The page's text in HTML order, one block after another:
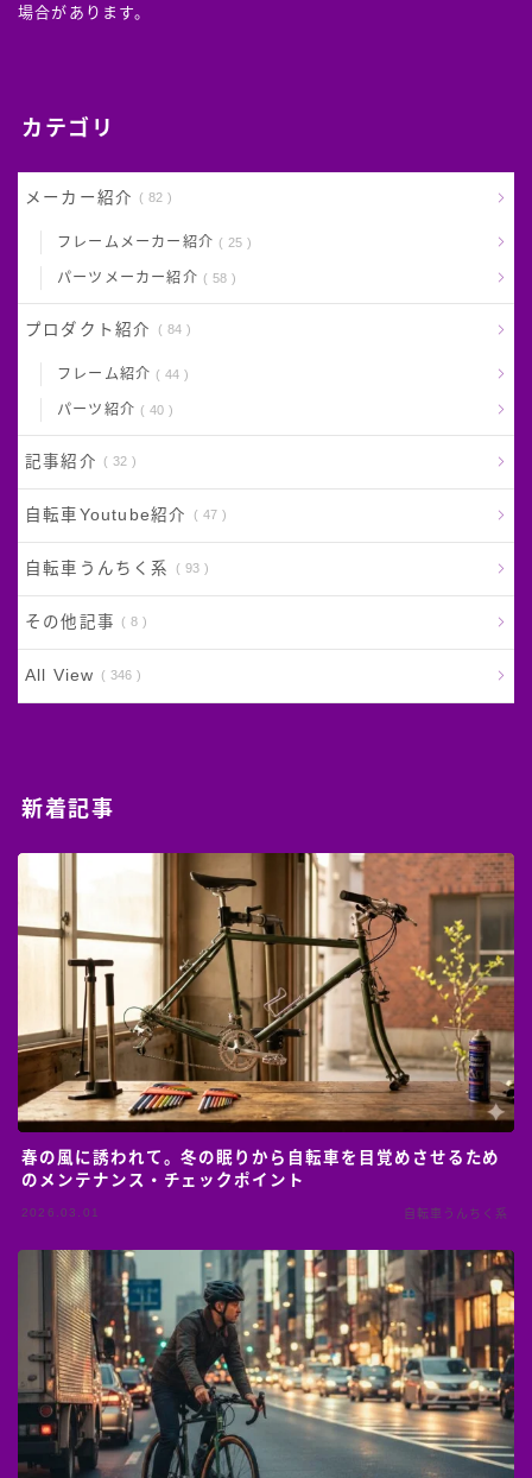
場合があります。
カテゴリ
メーカー紹介 82
フレームメーカー紹介 25
パーツメーカー紹介 58
プロダクト紹介 84
フレーム紹介 44
パーツ紹介 40
記事紹介 32
自転車Youtube紹介 47
自転車うんちく系 93
その他記事 8
All View 346
新着記事
春の風に誘われて。冬の眠りから自転車を目覚めさせるため
のメンテナンス・チェックポイント
2026.03.01 自転車うんちく系